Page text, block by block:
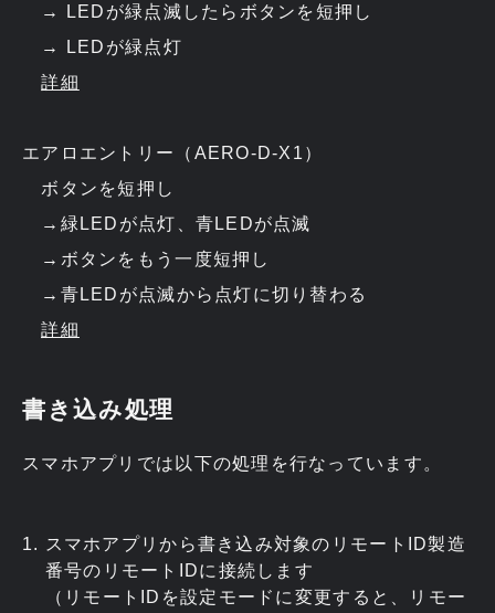
→ LEDが緑点滅したらボタンを短押し
→ LEDが緑点灯
詳細
エアロエントリー（AERO-D-X1）
ボタンを短押し
→緑LEDが点灯、青LEDが点滅
→ボタンをもう一度短押し
→青LEDが点滅から点灯に切り替わる
詳細
書き込み処理
スマホアプリでは以下の処理を行なっています。
スマホアプリから書き込み対象のリモートID製造
番号のリモートIDに接続します
（リモートIDを設定モードに変更すると、リモー